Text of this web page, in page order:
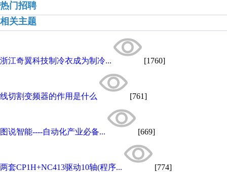
热门招聘
相关主题
浙江奇翼科技制冷衣成为制冷... [1760]
线切割变频器的作用是什么 [761]
图说智能----自动化产业必备... [669]
两套CP1H+NC413驱动10轴(程序... [774]